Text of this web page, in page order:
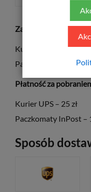
Za pośrednictwem
Kurier UPS – 20 zł
Paczkomaty InPost –
Płatność za
Kurier UPS – 25 zł
Paczkomaty InPost –
Sposób